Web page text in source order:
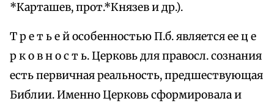
*Карташев, прот.*Князев и др.).
Т р е т ь е й особенностью П.б. является ее ц е
р к о в н о с т ь. Церковь для правосл. сознания
есть первичная реальность, предшествующая
Библии. Именно Церковь сформировала и